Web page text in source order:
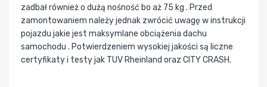
zadbał również o dużą nośność bo aż 75 kg . Przed
zamontowaniem należy jednak zwrócić uwagę w instrukcji
pojazdu jakie jest maksymlane obciążenia dachu
samochodu . Potwierdzeniem wysokiej jakości są liczne
certyfikaty i testy jak TUV Rheinland oraz CITY CRASH.